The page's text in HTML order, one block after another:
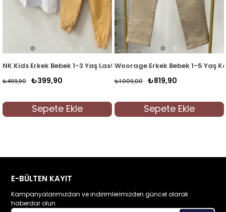
Kot Pantolon 15052 Gri
NK Kids Erkek Bebek 1-3 Yaş Lastikli Paça Pantolon 62714
₺399,90
₺499,90
Sepete Ekle
Woorage Erkek Bebek 1-5 Yaş
₺819,90
₺1.009,00
Sepete Ekle
E-BÜLTEN KAYIT
Kampanyalarımızdan ve indirimlerimizden güncel olarak
haberdar olun.